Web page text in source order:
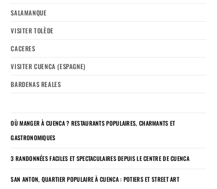
SALAMANQUE
VISITER TOLÈDE
CACERES
VISITER CUENCA (ESPAGNE)
BARDENAS REALES
OÙ MANGER À CUENCA ? RESTAURANTS POPULAIRES, CHARMANTS ET
GASTRONOMIQUES
3 RANDONNÉES FACILES ET SPECTACULAIRES DEPUIS LE CENTRE DE CUENCA
SAN ANTON, QUARTIER POPULAIRE À CUENCA : POTIERS ET STREET ART